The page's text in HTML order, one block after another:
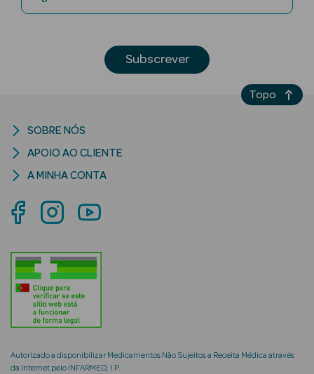
Ver Tudo
Rosto
Séruns Faciais
Creme de Olhos
Anti-
envelhecimento
Desmaquilhantes
Subscrever
Autorizado a disponibilizar Medicamentos Não Sujeitos a Receita Médica através
da Internet pelo INFARMED, I.P.
SOBRE NÓS
APOIO AO CLIENTE
A MINHA CONTA
Topo